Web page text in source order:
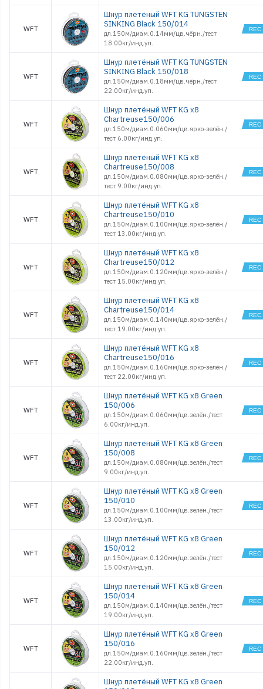
WFT
Шнур плетёный WFT KG TUNGSTEN
SINKING Black 150/014
дл.150м/диам.0.14мм/цв.чёрн./тест
18.00кг/инд.уп.
WFT
Шнур плетёный WFT KG TUNGSTEN
SINKING Black 150/018
дл.150м/диам.0.18мм/цв.чёрн./тест
22.00кг/инд.уп.
WFT
Шнур плетёный WFT KG x8
Chartreuse150/006
дл.150м/диам.0.060мм/цв.ярко-зелён./
тест 6.00кг/инд.уп.
WFT
Шнур плетёный WFT KG x8
Chartreuse150/008
дл.150м/диам.0.080мм/цв.ярко-зелён./
тест 9.00кг/инд.уп.
WFT
Шнур плетёный WFT KG x8
Chartreuse150/010
дл.150м/диам.0.100мм/цв.ярко-зелён./
тест 13.00кг/инд.уп.
WFT
Шнур плетёный WFT KG x8
Chartreuse150/012
дл.150м/диам.0.120мм/цв.ярко-зелён./
тест 15.00кг/инд.уп.
WFT
Шнур плетёный WFT KG x8
Chartreuse150/014
дл.150м/диам.0.140мм/цв.ярко-зелён./
тест 19.00кг/инд.уп.
WFT
Шнур плетёный WFT KG x8
Chartreuse150/016
дл.150м/диам.0.160мм/цв.ярко-зелён./
тест 22.00кг/инд.уп.
WFT
Шнур плетёный WFT KG x8 Green
150/006
дл.150м/диам.0.060мм/цв.зелён./тест
6.00кг/инд.уп.
WFT
Шнур плетёный WFT KG x8 Green
150/008
дл.150м/диам.0.080мм/цв.зелён./тест
9.00кг/инд.уп.
WFT
Шнур плетёный WFT KG x8 Green
150/010
дл.150м/диам.0.100мм/цв.зелён./тест
13.00кг/инд.уп.
WFT
Шнур плетёный WFT KG x8 Green
150/012
дл.150м/диам.0.120мм/цв.зелён./тест
15.00кг/инд.уп.
WFT
Шнур плетёный WFT KG x8 Green
150/014
дл.150м/диам.0.140мм/цв.зелён./тест
19.00кг/инд.уп.
WFT
Шнур плетёный WFT KG x8 Green
150/016
дл.150м/диам.0.160мм/цв.зелён./тест
22.00кг/инд.уп.
Шнур плетёный WFT KG x8 Green